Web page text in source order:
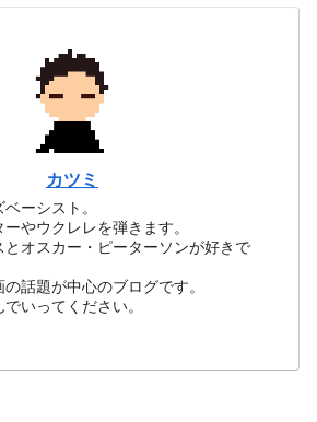
カツミ
ーシスト。
やウクレレを弾きます。
とオスカー・ピーターソンが好きで
話題が中心のブログです。
いってください。